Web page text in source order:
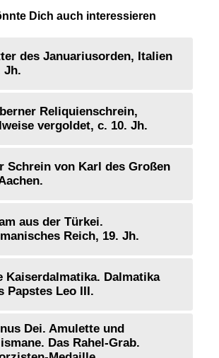
Dich auch interessieren
des Januariusorden, Italien
Jh.
Reliquienschrein,
vergoldet, c. 10. Jh.
Schrein von Karl des Großen
aus der Türkei.
Reich, 19. Jh.
Kaiserdalmatika. Dalmatika
Papstes Leo III.
Dei. Amulette und
Das Rahel-Grab.